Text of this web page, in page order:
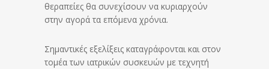
θεραπείες θα συνεχίσουν να κυριαρχούν
στην αγορά τα επόμενα χρόνια.
Σημαντικές εξελίξεις καταγράφονται και στον
τομέα των ιατρικών συσκευών με τεχνητή